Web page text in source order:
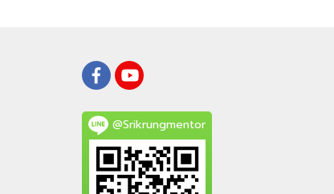
@Srikrungmentor